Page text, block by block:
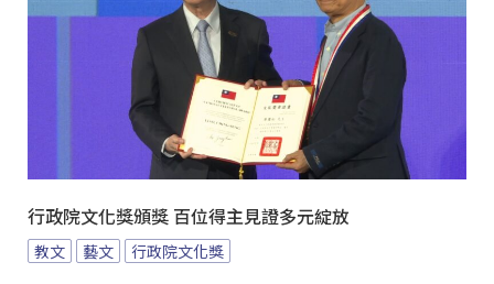
行政院文化獎頒獎 百位得主見證多元綻放
教文 藝文 行政院文化獎